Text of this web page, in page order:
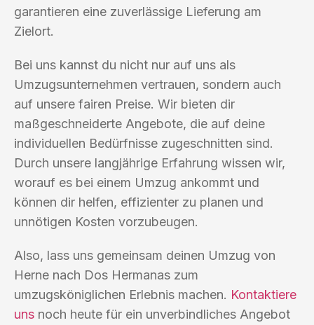
garantieren eine zuverlässige Lieferung am
Zielort.
Bei uns kannst du nicht nur auf uns als
Umzugsunternehmen vertrauen, sondern auch
auf unsere fairen Preise. Wir bieten dir
maßgeschneiderte Angebote, die auf deine
individuellen Bedürfnisse zugeschnitten sind.
Durch unsere langjährige Erfahrung wissen wir,
worauf es bei einem Umzug ankommt und
können dir helfen, effizienter zu planen und
unnötigen Kosten vorzubeugen.
Also, lass uns gemeinsam deinen Umzug von
Herne nach Dos Hermanas zum
umzugsköniglichen Erlebnis machen. Kontaktiere
uns noch heute für ein unverbindliches Angebot